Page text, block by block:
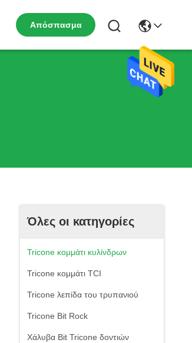
Απόσπασμα
Όλες οι κατηγορίες
Tricone κομμάτι κυλίνδρων
Tricone κομμάτι TCI
Tricone λεπίδα του τρυπανιού
Tricone Bit Rock
Χάλυβα Bit Tricone δοντιών